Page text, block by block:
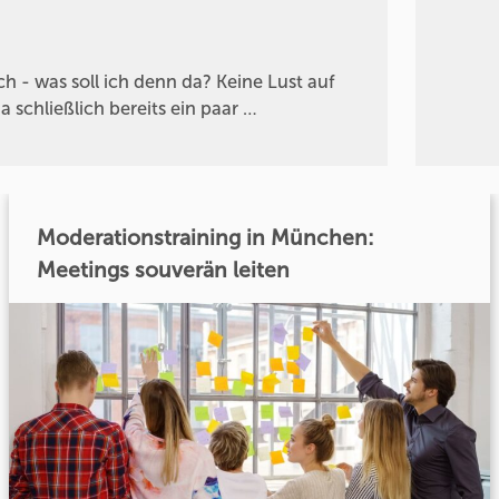
- was soll ich denn da? Keine Lust auf
schließlich bereits ein paar …
Moderationstraining in München:
Meetings souverän leiten